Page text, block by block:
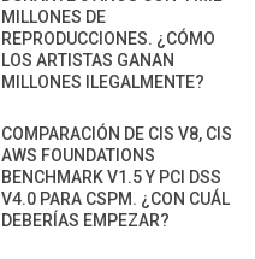
MILLONES DE
REPRODUCCIONES. ¿CÓMO
LOS ARTISTAS GANAN
MILLONES ILEGALMENTE?
COMPARACIÓN DE CIS V8, CIS
AWS FOUNDATIONS
BENCHMARK V1.5 Y PCI DSS
V4.0 PARA CSPM. ¿CON CUÁL
DEBERÍAS EMPEZAR?